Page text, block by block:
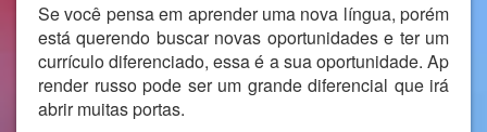
Se você pensa em aprender uma nova língua, porém
está querendo buscar novas oportunidades e ter um
currículo diferenciado, essa é a sua oportunidade. Ap
render russo pode ser um grande diferencial que irá
abrir muitas portas.